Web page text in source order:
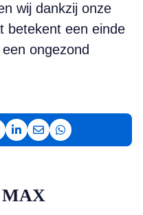
wij dankzij onze
betekent een einde
ongezond
op Facebook
Deel op LinkedIn
Deel via e-mail
Deel via
MAX